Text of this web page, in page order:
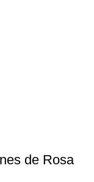
de Rosa